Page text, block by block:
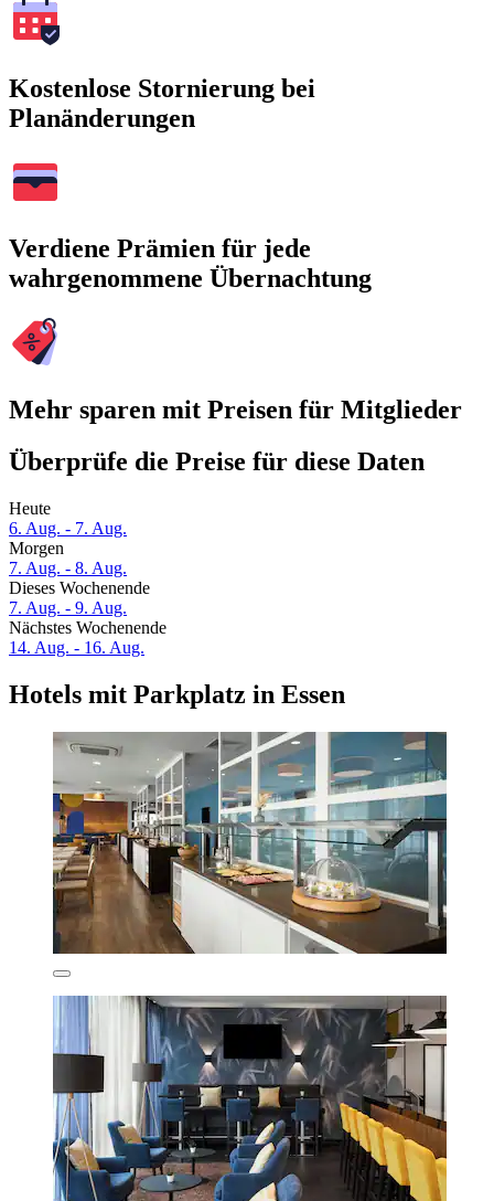
Kostenlose Stornierung bei
Planänderungen
Verdiene Prämien für jede
wahrgenommene Übernachtung
Mehr sparen mit Preisen für Mitglieder
Überprüfe die Preise für diese Daten
Heute
6. Aug. - 7. Aug.
Morgen
7. Aug. - 8. Aug.
Dieses Wochenende
7. Aug. - 9. Aug.
Nächstes Wochenende
14. Aug. - 16. Aug.
Hotels mit Parkplatz in Essen